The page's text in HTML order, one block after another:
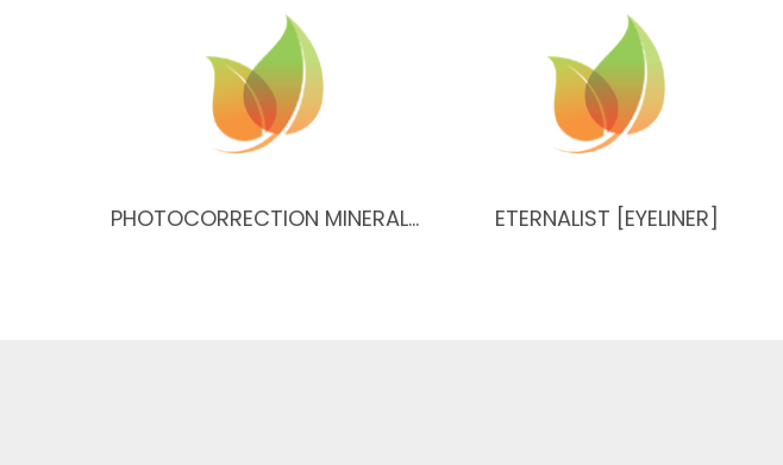
PHOTOCORRECTION MINERAL… ETERNALIST [EYELINER]